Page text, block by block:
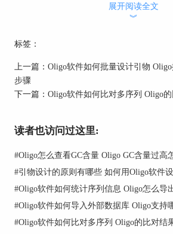
读长覆盖区域
这一功能尤其适合做Sanger测
证多引物片段拼接（如多重PCR
2.支持的测序方式
虽然Oligo的测序模拟并不如专
软件复杂，但对传统一代测序（
好支持。它能基于引物方向、位
展开阅读全文
︾
标签：
上一篇： Oligo软件如何批量设计引物
步骤
下一篇： Oligo软件如何比对多序列 Oligo
读者也访问过这里:
#Oligo怎么查看GC含量 Oligo GC含量过高
#引物设计的原则有哪些 如何用Oligo软件
#Oligo软件如何统计序列信息 Oligo怎么导
#Oligo软件如何导入外部数据库 Oligo支持
#Oligo软件如何比对多序列 Oligo的比对结